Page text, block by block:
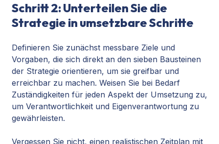
Schritt 2: Unterteilen Sie die
Strategie in umsetzbare Schritte
Definieren Sie zunächst messbare Ziele und
Vorgaben, die sich direkt an den sieben Bausteinen
der Strategie orientieren, um sie greifbar und
erreichbar zu machen. Weisen Sie bei Bedarf
Zuständigkeiten für jeden Aspekt der Umsetzung zu,
um Verantwortlichkeit und Eigenverantwortung zu
gewährleisten.
Vergessen Sie nicht, einen realistischen Zeitplan mit